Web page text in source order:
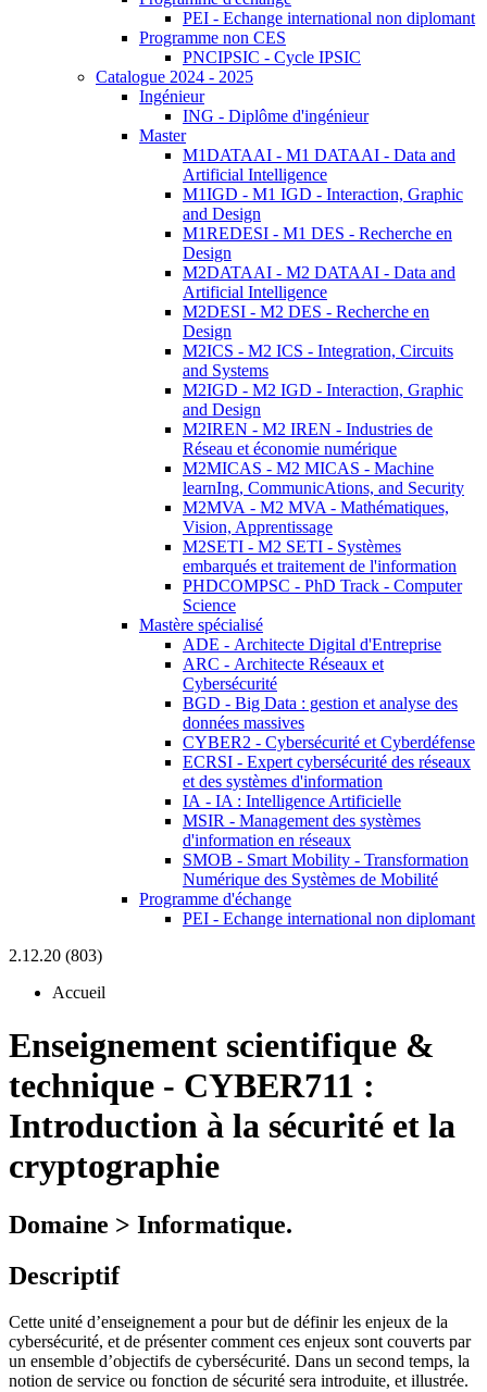
PEI - Echange international non diplomant
Programme non CES
PNCIPSIC - Cycle IPSIC
Catalogue 2024 - 2025
Ingénieur
ING - Diplôme d'ingénieur
Master
M1DATAAI - M1 DATAAI - Data and
Artificial Intelligence
M1IGD - M1 IGD - Interaction, Graphic
and Design
M1REDESI - M1 DES - Recherche en
Design
M2DATAAI - M2 DATAAI - Data and
Artificial Intelligence
M2DESI - M2 DES - Recherche en
Design
M2ICS - M2 ICS - Integration, Circuits
and Systems
M2IGD - M2 IGD - Interaction, Graphic
and Design
M2IREN - M2 IREN - Industries de
Réseau et économie numérique
M2MICAS - M2 MICAS - Machine
learnIng, CommunicAtions, and Security
M2MVA - M2 MVA - Mathématiques,
Vision, Apprentissage
M2SETI - M2 SETI - Systèmes
embarqués et traitement de l'information
PHDCOMPSC - PhD Track - Computer
Science
Mastère spécialisé
ADE - Architecte Digital d'Entreprise
ARC - Architecte Réseaux et
Cybersécurité
BGD - Big Data : gestion et analyse des
données massives
CYBER2 - Cybersécurité et Cyberdéfense
ECRSI - Expert cybersécurité des réseaux
et des systèmes d'information
IA - IA : Intelligence Artificielle
MSIR - Management des systèmes
d'information en réseaux
SMOB - Smart Mobility - Transformation
Numérique des Systèmes de Mobilité
Programme d'échange
PEI - Echange international non diplomant
2.12.20 (803)
Accueil
Enseignement scientifique &
technique - CYBER711 :
Introduction à la sécurité et la
cryptographie
Domaine > Informatique.
Descriptif
Cette unité d’enseignement a pour but de définir les enjeux de la
cybersécurité, et de présenter comment ces enjeux sont couverts par
un ensemble d’objectifs de cybersécurité. Dans un second temps, la
notion de service ou fonction de sécurité sera introduite, et illustrée.